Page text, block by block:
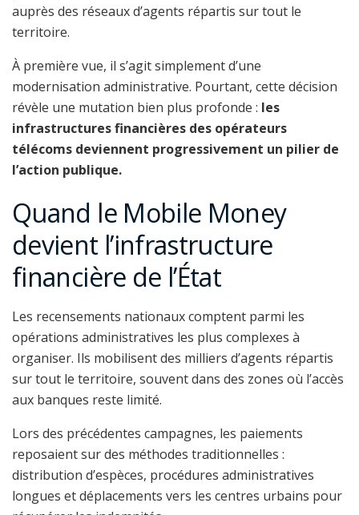
auprès des réseaux d’agents répartis sur tout le
territoire.
À première vue, il s’agit simplement d’une
modernisation administrative. Pourtant, cette décision
révèle une mutation bien plus profonde : les
infrastructures financières des opérateurs
télécoms deviennent progressivement un pilier de
l’action publique.
Quand le Mobile Money
devient l’infrastructure
financière de l’État
Les recensements nationaux comptent parmi les
opérations administratives les plus complexes à
organiser. Ils mobilisent des milliers d’agents répartis
sur tout le territoire, souvent dans des zones où l’accès
aux banques reste limité.
Lors des précédentes campagnes, les paiements
reposaient sur des méthodes traditionnelles :
distribution d’espèces, procédures administratives
longues et déplacements vers les centres urbains pour